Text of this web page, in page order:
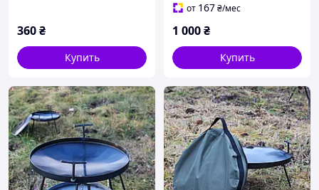
360₴
Купить
от 167₴/мес
1 000₴
Купить